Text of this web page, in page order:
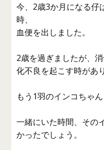
今、2歳3か月になる仔
時、
血便を出しました。
2歳を過ぎましたが、
化不良を起こす時があ
もう1羽のインコちゃ
一緒にいた時間、その
かったでしょう。